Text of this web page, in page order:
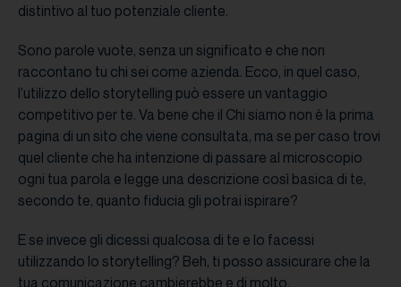
distintivo al tuo potenziale cliente.
Sono parole vuote, senza un significato e che non
raccontano tu chi sei come azienda. Ecco, in quel caso,
l’utilizzo dello storytelling può essere un vantaggio
competitivo per te. Va bene che il Chi siamo non è la prima
pagina di un sito che viene consultata, ma se per caso trovi
quel cliente che ha intenzione di passare al microscopio
ogni tua parola e legge una descrizione così basica di te,
secondo te, quanto fiducia gli potrai ispirare?
E se invece gli dicessi qualcosa di te e lo facessi
utilizzando lo storytelling? Beh, ti posso assicurare che la
tua comunicazione cambierebbe e di molto.